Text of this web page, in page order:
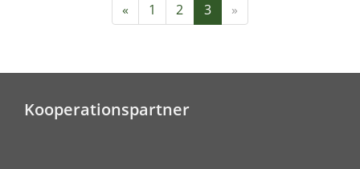
« 1 2 3 »
Kooperationspartner